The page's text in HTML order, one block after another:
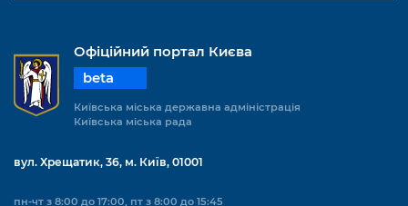
Офіційний портал Києва
beta
Київська міська державна адміністрація
Київська міська рада
вул. Хрещатик, 36, м. Київ, 01001
пн-чт з 8:00 до 17:00, пт з 8:00 до 15:45